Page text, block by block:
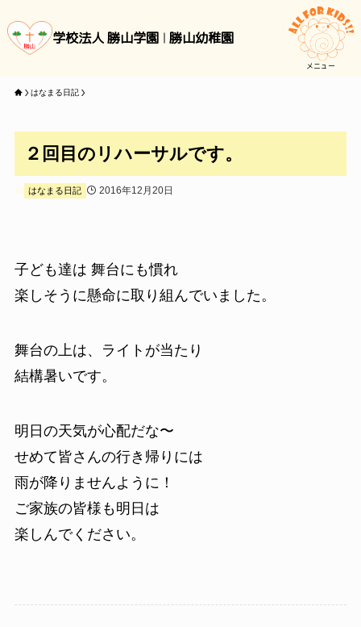
学校法人 勝山学園 勝山幼稚園
メニュー
はなまる日記
２回目のリハーサルです。
はなまる日記 2016年12月20日
子ども達は 舞台にも慣れ
楽しそうに懸命に取り組んでいました。
舞台の上は、ライトが当たり
結構暑いです。
明日の天気が心配だな〜
せめて皆さんの行き帰りには
雨が降りませんように！
ご家族の皆様も明日は
楽しんでください。